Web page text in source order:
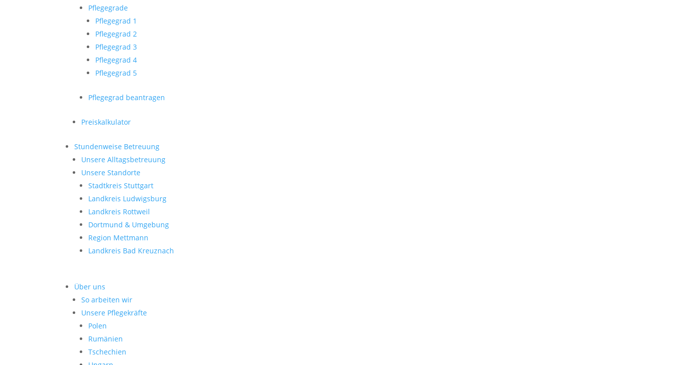
Pflegegrade
Pflegegrad 1
Pflegegrad 2
Pflegegrad 3
Pflegegrad 4
Pflegegrad 5
Pflegegrad beantragen
Preiskalkulator
Stundenweise Betreuung
Unsere Alltagsbetreuung
Unsere Standorte
Stadtkreis Stuttgart
Landkreis Ludwigsburg
Landkreis Rottweil
Dortmund & Umgebung
Region Mettmann
Landkreis Bad Kreuznach
Über uns
So arbeiten wir
Unsere Pflegekräfte
Polen
Rumänien
Tschechien